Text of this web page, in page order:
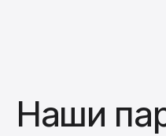
Наши